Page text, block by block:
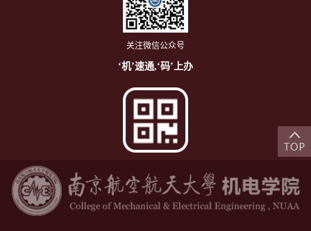
关注微信公众号
‘机’速通,‘码’上办